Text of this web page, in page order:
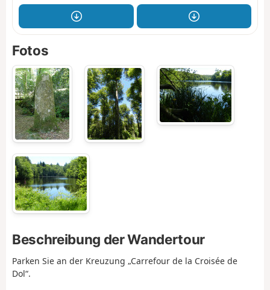
Fotos
Beschreibung der Wandertour
Parken Sie an der Kreuzung „Carrefour de la Croisée de
Dol“.